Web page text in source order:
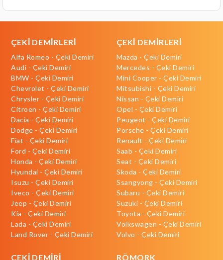
ÇEKİ DEMİRLERİ
Alfa Romeo - Çeki Demiri
Audi - Çeki Demiri
BMW - Çeki Demiri
Chevrolet - Çeki Demiri
Chrysler - Çeki Demiri
Citroen - Çeki Demiri
Dacia - Çeki Demiri
Dodge - Çeki Demiri
Fiat - Çeki Demiri
Ford - Çeki Demiri
Honda - Çeki Demiri
Hyundai - Çeki Demiri
Isuzu - Çeki Demiri
Iveco - Çeki Demiri
Jeep - Çeki Demiri
Kia - Çeki Demiri
Lada - Çeki Demiri
Land Rover - Çeki Demiri
ÇEKİ DEMİRLERİ
Mazda - Çeki Demiri
Mercedes - Çeki Demiri
Mini Cooper - Çeki Demiri
Mitsubishi - Çeki Demiri
Nissan - Çeki Demiri
Opel - Çeki Demiri
Peugeot - Çeki Demiri
Porsche - Çeki Demiri
Renault - Çeki Demiri
Saab - Çeki Demiri
Seat - Çeki Demiri
Skoda - Çeki Demiri
Ssangyong - Çeki Demiri
Subaru - Çeki Demiri
Suzuki - Çeki Demiri
Toyota - Çeki Demiri
Volkswagen - Çeki Demiri
Volvo - Çeki Demiri
ÇEKİ DEMİRİ RÖMORK